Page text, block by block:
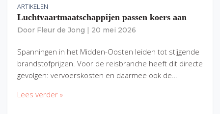
ARTIKELEN
Luchtvaartmaatschappijen passen koers aan
Door Fleur de Jong 20 mei 2026
Spanningen in het Midden-Oosten leiden tot stijgende
brandstofprijzen. Voor de reisbranche heeft dit directe
gevolgen: vervoerskosten en daarmee ook de…
Lees verder »